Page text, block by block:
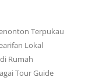
Terpukau
Lokal
Rumah
Tour Guide